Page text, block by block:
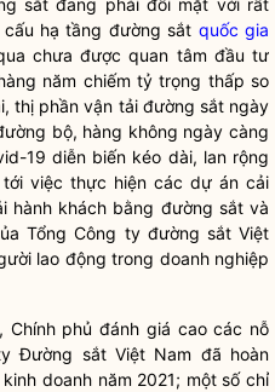
sắt đang phải đối mặt với rất
hạ tầng đường sắt quốc gia
chưa được quan tâm đầu tư
năm chiếm tỷ trọng thấp so
thị phần vận tải đường sắt ngày
bộ, hàng không ngày càng
19 diễn biến kéo dài, lan rộng
việc thực hiện các dự án cải
hành khách bằng đường sắt và
Tổng Công ty đường sắt Việt
lao động trong doanh nghiệp
phủ đánh giá cao các nỗ
Đường sắt Việt Nam đã hoàn
doanh năm 2021; một số chỉ